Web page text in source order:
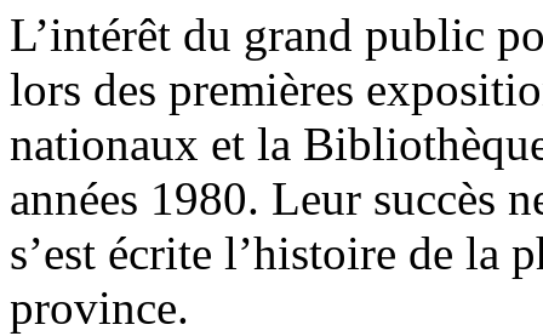
L’intérêt du grand public
lors des premières
nationaux et la
années 1980. Leur succès
s’est écrite l’histoire de la
province.